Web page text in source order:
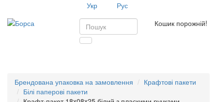
Укр
Рус
Кошик порожній!
Брендована упаковка на замовлення
Крафтові пакети
Білі паперові пакети